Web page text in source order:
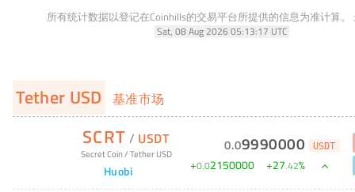
所有统计数据以登记在Coinhills的交易平台所提供的信息为准计算。
Sat, 08 Aug 2026 05:13:17 UTC
Tether USD 基准市场
SCRT / USDT
Secret Coin/Tether USD
Huobi
0.09990000 USDT
+0.02150000 +27.42%